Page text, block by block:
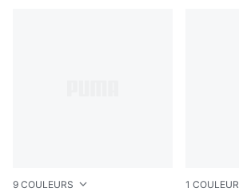
9 COULEURS 1 COULEUR